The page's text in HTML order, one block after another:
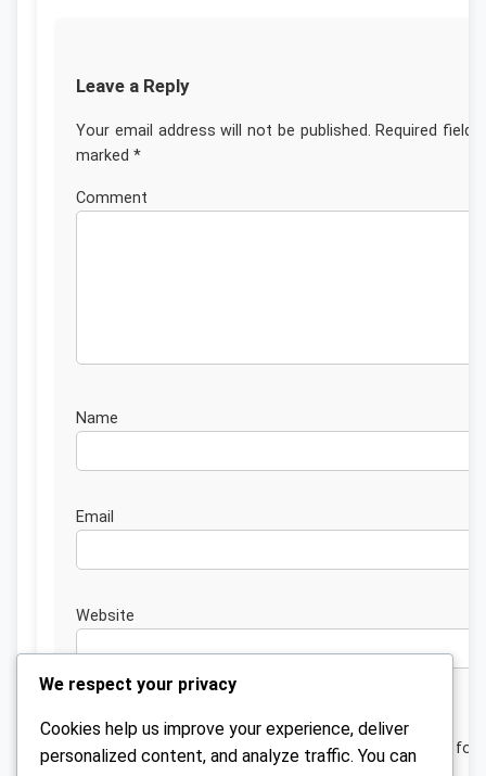
Leave a Reply
Your email address will not be published. Required fields
marked *
Website
Save my name, email, and website in this browser for
We respect your privacy
Cookies help us improve your experience, deliver
personalized content, and analyze traffic. You can